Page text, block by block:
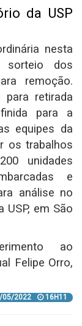
da USP
nesta
sorteio dos
remoção.
retirada
para a
equipes da
os trabalhos
unidades
e
análise no
USP, em São
ao
Felipe Orro,
05/2022 16H11